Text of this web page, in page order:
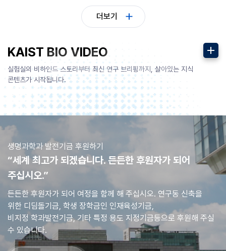
더보기
KAIST BIO VIDEO
실험실의 비하인드 스토리부터 최신 연구 브리핑까지, 살아있는 지식
콘텐츠가 시작됩니다.
더보기
생명과학과 발전기금 후원하기
“세계 최고가 되겠습니다. 든든한 후원자가 되어
주십시오.”
든든한 후원자가 되어 여정을 함께 해 주십시오. 연구동 신축을
위한 디딤돌기금, 학생 장학금인 인재육성기금,
비지정 학과발전기금, 기타 특정 용도 지정기금등으로 후원해 주실
수 있습니다.